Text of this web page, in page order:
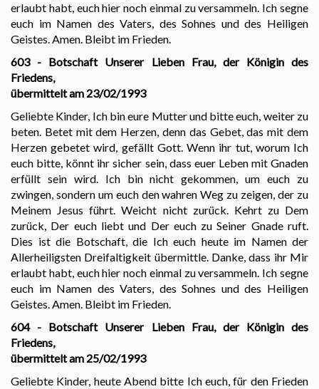
erlaubt habt, euch hier noch einmal zu versammeln. Ich segne
euch im Namen des Vaters, des Sohnes und des Heiligen
Geistes. Amen. Bleibt im Frieden.
603 - Botschaft Unserer Lieben Frau, der Königin des
Friedens,
übermittelt am 23/02/1993
Geliebte Kinder, Ich bin eure Mutter und bitte euch, weiter zu
beten. Betet mit dem Herzen, denn das Gebet, das mit dem
Herzen gebetet wird, gefällt Gott. Wenn ihr tut, worum Ich
euch bitte, könnt ihr sicher sein, dass euer Leben mit Gnaden
erfüllt sein wird. Ich bin nicht gekommen, um euch zu
zwingen, sondern um euch den wahren Weg zu zeigen, der zu
Meinem Jesus führt. Weicht nicht zurück. Kehrt zu Dem
zurück, Der euch liebt und Der euch zu Seiner Gnade ruft.
Dies ist die Botschaft, die Ich euch heute im Namen der
Allerheiligsten Dreifaltigkeit übermittle. Danke, dass ihr Mir
erlaubt habt, euch hier noch einmal zu versammeln. Ich segne
euch im Namen des Vaters, des Sohnes und des Heiligen
Geistes. Amen. Bleibt im Frieden.
604 - Botschaft Unserer Lieben Frau, der Königin des
Friedens,
übermittelt am 25/02/1993
Geliebte Kinder, heute Abend bitte Ich euch, für den Frieden